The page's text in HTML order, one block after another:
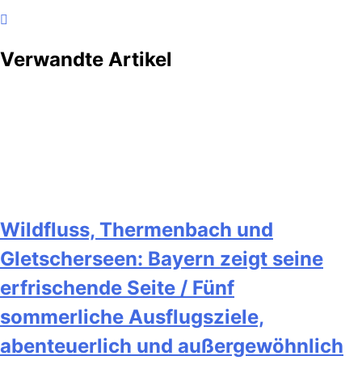
Verwandte Artikel
Wildfluss, Thermenbach und
Gletscherseen: Bayern zeigt seine
erfrischende Seite / Fünf
sommerliche Ausflugsziele,
abenteuerlich und außergewöhnlich